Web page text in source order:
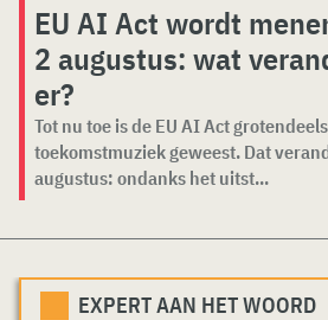
EU AI Act wordt
2 augustus: wat
er?
Tot nu toe is de EU AI Act grotendeels
toekomstmuziek geweest. Dat
augustus: ondanks het uitst...
EXPERT AAN HET WOORD